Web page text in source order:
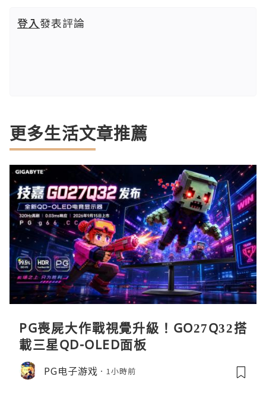
登入發表評論
更多生活文章推薦
PG喪屍大作戰視覺升級！GO27Q32搭
載三星QD-OLED面板
PG电子游戏 1小時前